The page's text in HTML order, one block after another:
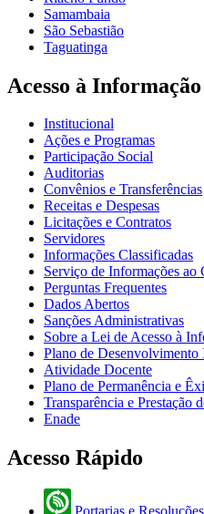
Samambaia
São Sebastião
Taguatinga
Acesso à Informação
Institucional
Ações e Programas
Participação Social
Auditorias
Convênios e Transferências
Receitas e Despesas
Licitações e Contratos
Servidores
Informações Classificadas
Serviço de Informações ao
Perguntas Frequentes
Dados Abertos
Sanções Administrativas
Sobre a Lei de Acesso à
Plano de
Atividade Docente
Plano de Permanência e
Transparência e Prestação
Enade
Acesso Rápido